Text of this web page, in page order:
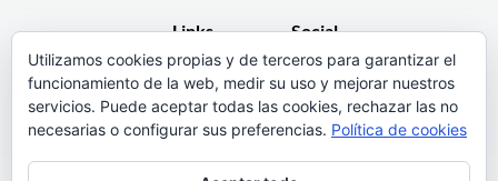
Pages
Links
F.A.Q.
Terms and Conditions
Social
Facebook
Instagram
Utilizamos cookies propias y de terceros para garantizar el
funcionamiento de la web, medir su uso y mejorar nuestros
servicios. Puede aceptar todas las cookies, rechazar las no
necesarias o configurar sus preferencias. Política de cookies